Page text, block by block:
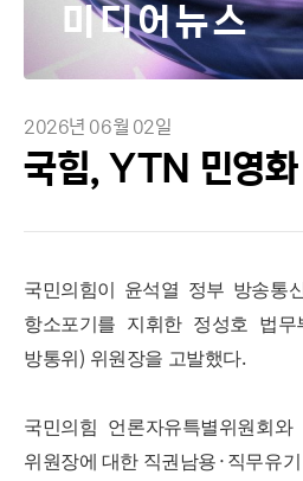
2026년 06월 02일
국힘, YTN 민영화
미디어뉴스
국민의힘이 윤석열 정부 방송통
항소포기를 지휘한 정성호 법
방통위 ) 위원장을 고발했다.
국민의힘 언론자유특별위원회
위원장에 대한 직권남용 · 직무유